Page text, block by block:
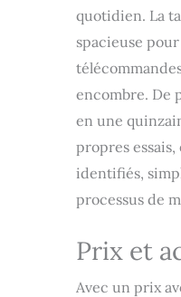
quotidien. La
spacieuse
encombre. De
en une
propres
identifiés,
processus de
Prix et
Avec un prix